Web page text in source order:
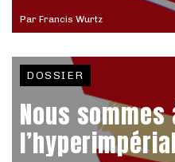
Par Francis Wurtz
DOSSIER
Nous sommes